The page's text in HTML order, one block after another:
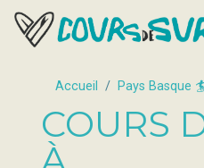
Accueil Pays Basque
COURS